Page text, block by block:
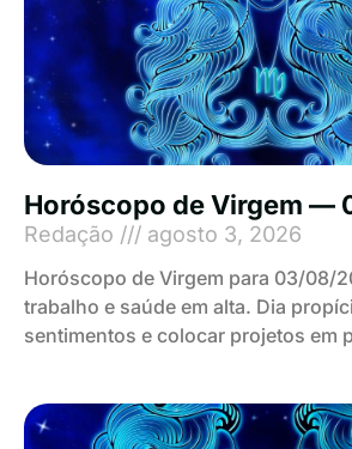
Horóscopo de Virgem —
Redação agosto 3, 2026
Horóscopo de Virgem para 03/08/
trabalho e saúde em alta. Dia
sentimentos e colocar projetos em